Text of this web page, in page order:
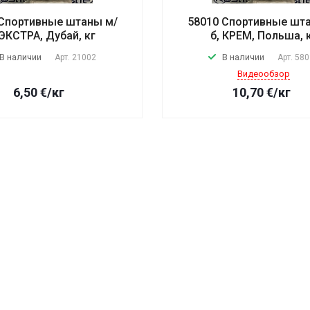
штаны м/
Дубай, кг
наличии Арт. 21002
6,50€/кг
58010 Спортивные
б, КРЕМ, Польша,
В наличии Арт.
Видеообзор
10,70€/кг